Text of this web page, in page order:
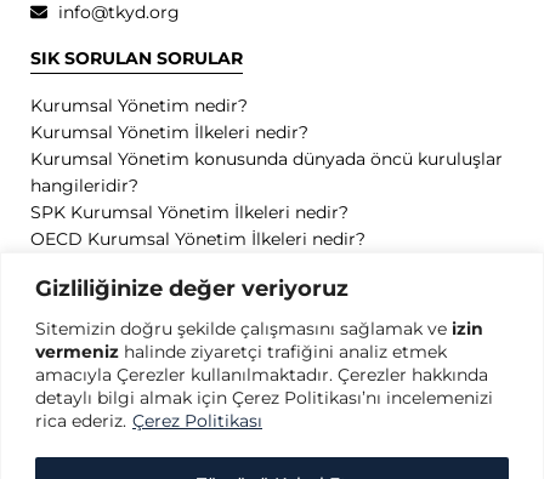
Gizliliğinize değer veriyoruz
Sitemizin doğru şekilde çalışmasını sağlamak ve izin
vermeniz halinde ziyaretçi trafiğini analiz etmek
amacıyla Çerezler kullanılmaktadır. Çerezler hakkında
detaylı bilgi almak için Çerez Politikası’nı incelemenizi
rica ederiz. Çerez Politikası
info@tkyd.org
SIK SORULAN SORULAR
Kurumsal Yönetim nedir?
Kurumsal Yönetim İlkeleri nedir?
Kurumsal Yönetim konusunda dünyada öncü kuruluşlar
hangileridir?
SPK Kurumsal Yönetim İlkeleri nedir?
OECD Kurumsal Yönetim İlkeleri nedir?
GİZLİLİK
Gizlilik Politikası
Kullanım Koşulları
Kişisel Verilerin Korunması
Çerez Politikası